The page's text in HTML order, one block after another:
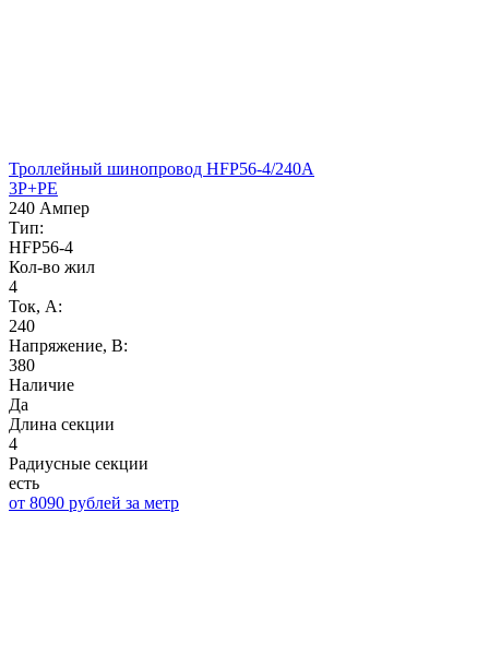
Троллейный шинопровод HFP56-4/240A
3P+PE
240 Ампер
Тип:
HFP56-4
Кол-во жил
4
Ток, А:
240
Напряжение, B:
380
Наличие
Да
Длина секции
4
Радиусные секции
есть
от 8090 рублей за метр